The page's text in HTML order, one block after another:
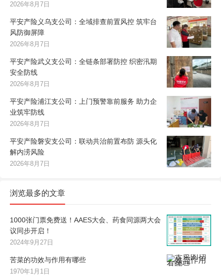
2026年8月7日
平安产险义乌支公司：全域排查前置风控 筑牢台
风防御屏障
2026年8月7日
平安产险武义支公司：全链条部署防控 织密汛期
安全防线
2026年8月7日
平安产险浦江支公司：上门预警靠前服务 助力企
业筑牢防线
2026年8月7日
平安产险磐安支公司：联动共治前置布防 源头化
解内涝风险
2026年8月7日
浏览最多的文章
1000张门票免费送！AAES大会、药食同源两大会
议同步开启！
2024年9月27日
苦菜的功效与作用有哪些
1970年1月1日